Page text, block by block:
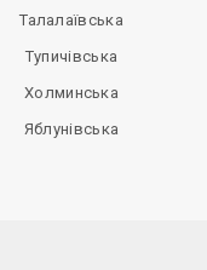
Талалаївська
Тупичівська
Холминська
Яблунівська